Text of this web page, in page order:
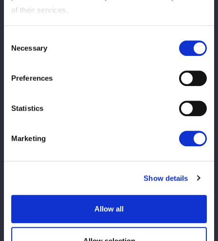
of their services.
Selection
Necessary
Preferences
Statistics
Marketing
Show details
Allow all
◆6人タッグマッチ